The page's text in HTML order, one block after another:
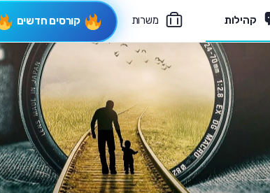
קהילות משרות קורסים חדשים
הצוות שלנו פיקוח תורני צרי קשר